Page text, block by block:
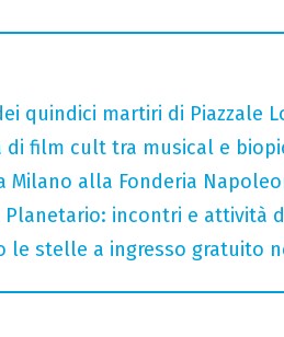
quindici martiri di Piazzale
di film cult tra musical e
Milano alla Fonderia
incontri e attività
le stelle a ingresso gratuito